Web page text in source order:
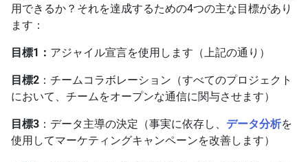
用できるか？それを達成するための4つの主な目標があり
ます：
目標1： アジャイル宣言を使用します（上記の通り）
目標2 ：チームコラボレーション（すべてのプロジェクト
において、チームをオープンな通信に関与させます）
目標3 ：データ主導の決定（事実に依存し、 データ分析を
使用してマーケティングキャンペーンを改善します）